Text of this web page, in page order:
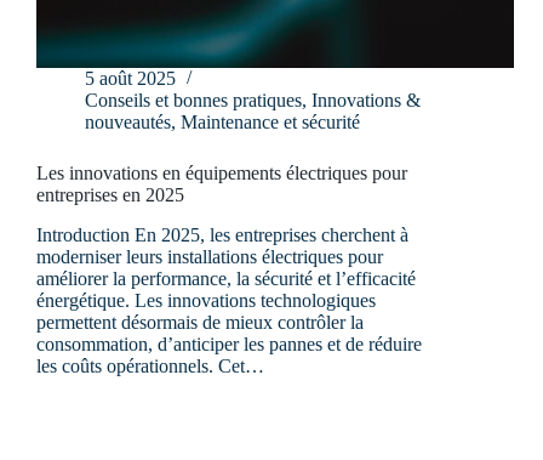
5 août 2025
Conseils et bonnes pratiques, Innovations &
nouveautés, Maintenance et sécurité
Les innovations en équipements électriques pour
entreprises en 2025
Introduction En 2025, les entreprises cherchent à
moderniser leurs installations électriques pour
améliorer la performance, la sécurité et l’efficacité
énergétique. Les innovations technologiques
permettent désormais de mieux contrôler la
consommation, d’anticiper les pannes et de réduire
les coûts opérationnels. Cet…